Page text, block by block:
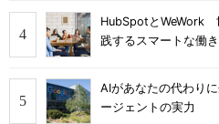
HubSpotとWeWork
践するスマートな働
AIがあなたの代わり
ージェントの実力